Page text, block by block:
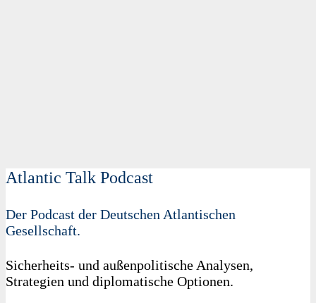
Atlantic Talk Podcast
Der Podcast der Deutschen Atlantischen
Gesellschaft.
Sicherheits- und außenpolitische Analysen,
Strategien und diplomatische Optionen.